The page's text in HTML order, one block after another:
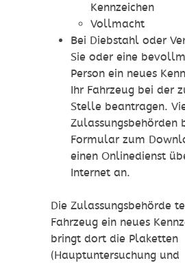
Kennzeichen
Vollmacht
Bei Diebstahl oder
Sie oder eine
Person ein neues
Ihr Fahrzeug bei der
Stelle beantragen.
Zulassungsbehörden
Formular zum
einen Onlinedienst
Internet an.
Die Zulassungsbehörde
Fahrzeug ein neues
bringt dort die Plaketten
(Hauptuntersuchung und